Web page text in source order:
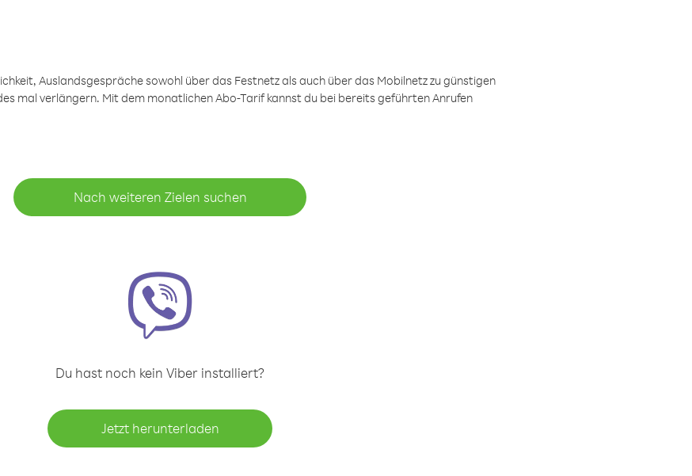
Auslandsgespräche sowohl über das Festnetz als auch über das Mobilnetz zu günstigen
mal verlängern. Mit dem monatlichen Abo-Tarif kannst du bei bereits geführten Anrufen
Nach weiteren Zielen suchen
Du hast noch kein Viber installiert?
Jetzt herunterladen